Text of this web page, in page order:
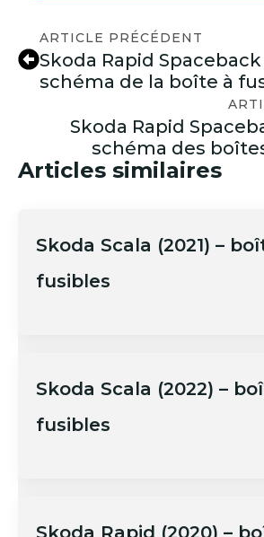
ARTICLE PRÉCÉDENT
Skoda Rapid Spaceback
schéma de la boîte à
Skoda Rapid
schéma des
Articles similaires
Skoda Scala (2021) –
fusibles
Skoda Scala (2022) –
fusibles
Skoda Rapid (2020) –